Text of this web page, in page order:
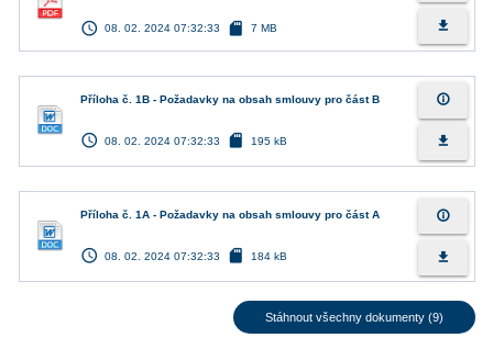
access_time 08. 02. 2024 07:32:33 sd_card 7 MB file_download
Příloha č. 1B - Požadavky na obsah smlouvy pro část B
access_time 08. 02. 2024 07:32:33 sd_card 195 kB
info_outline
file_download
Příloha č. 1A - Požadavky na obsah smlouvy pro část A
access_time 08. 02. 2024 07:32:33 sd_card 184 kB
info_outline
file_download
Stáhnout všechny dokumenty (9)